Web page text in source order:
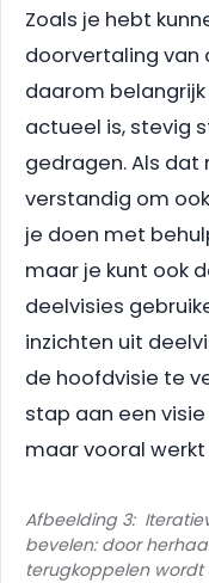
Zoals je hebt
doorvertaling van
daarom
actueel is, stevig
gedragen. Als dat
verstandig om
je doen met
maar je kunt ook
deelvisies
inzichten uit
de hoofdvisie te
stap aan een
maar vooral werkt
Afbeelding 3:
bevelen: door
terugkoppelen wordt